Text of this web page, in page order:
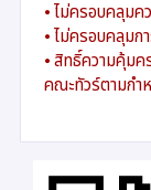
⦁ ไม่ครอบคลุมค
⦁ ไม่ครอบคลุมก
⦁ สิทธิ์ความคุ้มค
คณะทัวร์ตามกำ